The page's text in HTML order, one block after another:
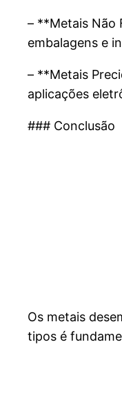
– **Metais Não
embalagens e
– **Metais
aplicações
### Conclusão
Os metais
tipos é